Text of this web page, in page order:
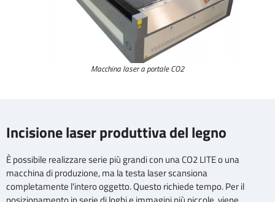
Macchina laser a portale CO2
Incisione laser produttiva del legno
È possibile realizzare serie più grandi con una CO2 LITE o una
macchina di produzione, ma la testa laser scansiona
completamente l'intero oggetto. Questo richiede tempo. Per il